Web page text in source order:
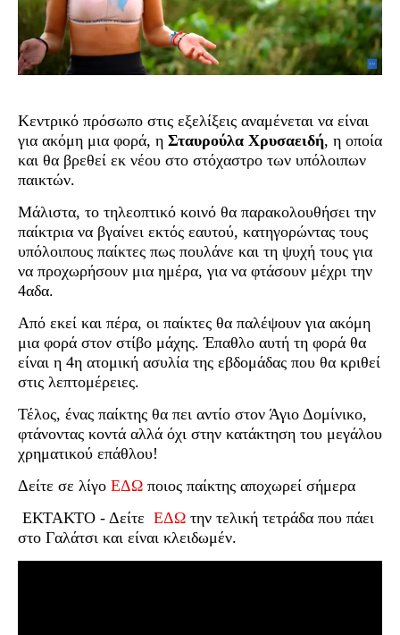
Κεντρικό πρόσωπο στις εξελίξεις αναμένεται να είναι
για ακόμη μια φορά, η Σταυρούλα Χρυσαειδή, η οποία
και θα βρεθεί εκ νέου στο στόχαστρο των υπόλοιπων
παικτών.
Μάλιστα, το τηλεοπτικό κοινό θα παρακολουθήσει την
παίκτρια να βγαίνει εκτός εαυτού, κατηγορώντας τους
υπόλοιπους παίκτες πως πουλάνε και τη ψυχή τους για
να προχωρήσουν μια ημέρα, για να φτάσουν μέχρι την
4αδα.
Από εκεί και πέρα, οι παίκτες θα παλέψουν για ακόμη
μια φορά στον στίβο μάχης. Έπαθλο αυτή τη φορά θα
είναι η 4η ατομική ασυλία της εβδομάδας που θα κριθεί
στις λεπτομέρειες.
Τέλος, ένας παίκτης θα πει αντίο στον Άγιο Δομίνικο,
φτάνοντας κοντά αλλά όχι στην κατάκτηση του μεγάλου
χρηματικού επάθλου!
Δείτε σε λίγο ΕΔΩ ποιος παίκτης αποχωρεί σήμερα
ΕΚΤΑΚΤΟ - Δείτε ΕΔΩ την τελική τετράδα που πάει
στο Γαλάτσι και είναι κλειδωμέν.